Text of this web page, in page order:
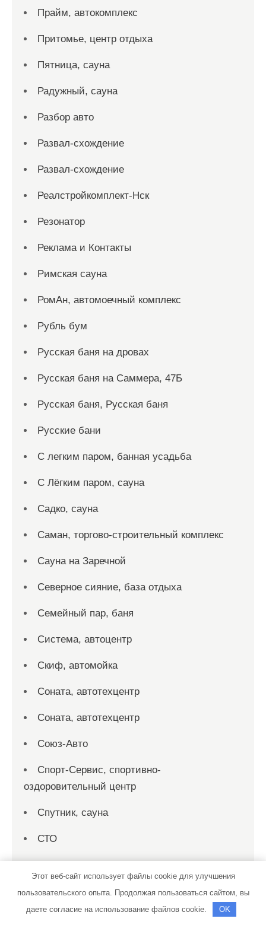
Прайм, автокомплекс
Притомье, центр отдыха
Пятница, сауна
Радужный, сауна
Разбор авто
Развал-схождение
Развал-схождение
Реалстройкомплект-Нск
Резонатор
Реклама и Контакты
Римская сауна
РомАн, автомоечный комплекс
Рубль бум
Русская баня на дровах
Русская баня на Саммера, 47Б
Русская баня, Русская баня
Русские бани
С легким паром, банная усадьба
С Лёгким паром, сауна
Садко, сауна
Саман, торгово-строительный комплекс
Сауна на Заречной
Северное сияние, база отдыха
Семейный пар, баня
Система, автоцентр
Скиф, автомойка
Соната, автотехцентр
Соната, автотехцентр
Союз-Авто
Спорт-Сервис, спортивно-
оздоровительный центр
Спутник, сауна
СТО
СТО
СТО 19
Этот веб-сайт использует файлы cookie для улучшения
пользовательского опыта. Продолжая пользоваться сайтом, вы
даете согласие на использование файлов cookie.
OK